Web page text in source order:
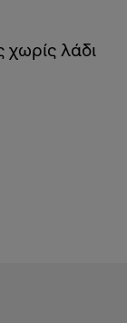
χωρίς λάδι